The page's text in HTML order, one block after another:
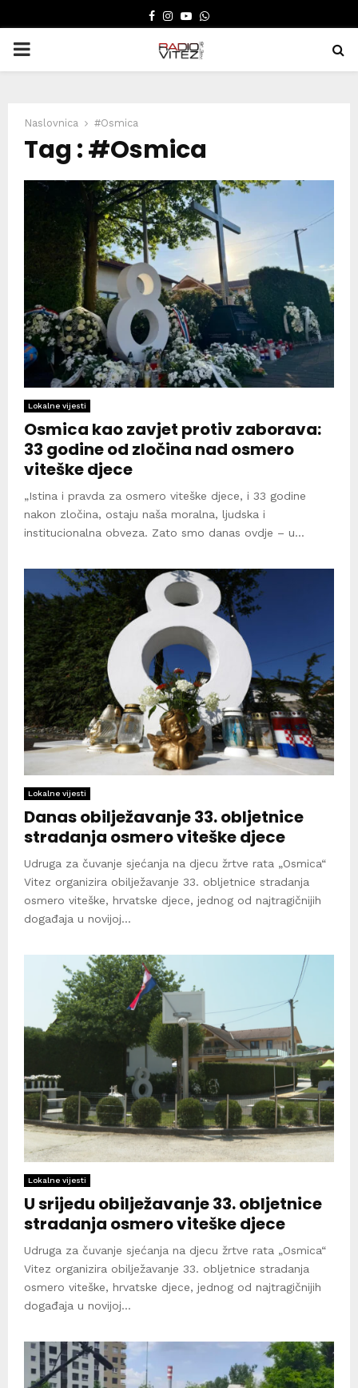
FACEBOOK
INSTAGRAM
YOUTUBE
WHATSAPP
PRIMARY
Naslovnica #Osmica
Tag : #Osmica
Lokalne vijesti
Osmica kao zavjet protiv zaborava:
33 godine od zločina nad osmero
viteške djece
„Istina i pravda za osmero viteške djece, i 33 godine
nakon zločina, ostaju naša moralna, ljudska i
institucionalna obveza. Zato smo danas ovdje – u...
Lokalne vijesti
Danas obilježavanje 33. obljetnice
stradanja osmero viteške djece
Udruga za čuvanje sjećanja na djecu žrtve rata „Osmica“
Vitez organizira obilježavanje 33. obljetnice stradanja
osmero viteške, hrvatske djece, jednog od najtragičnijih
događaja u novijoj...
Lokalne vijesti
U srijedu obilježavanje 33. obljetnice
stradanja osmero viteške djece
Udruga za čuvanje sjećanja na djecu žrtve rata „Osmica“
Vitez organizira obilježavanje 33. obljetnice stradanja
osmero viteške, hrvatske djece, jednog od najtragičnijih
događaja u novijoj...